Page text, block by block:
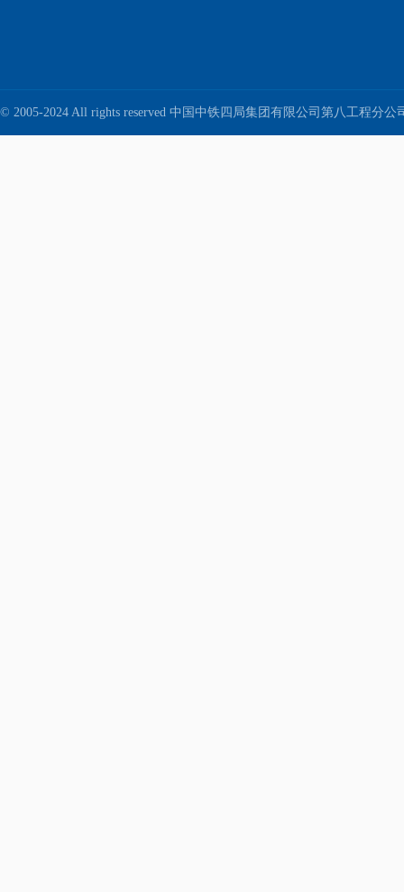
© 2005-2024 All rights reserved 中国中铁四局集团有限公司第八工程分